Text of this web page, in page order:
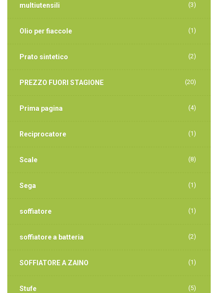
multiutensili (3)
Olio per fiaccole (1)
Prato sintetico (2)
PREZZO FUORI STAGIONE (20)
Prima pagina (4)
Reciprocatore (1)
Scale (8)
Sega (1)
soffiatore (1)
soffiatore a batteria (2)
SOFFIATORE A ZAINO (1)
Stufe (5)